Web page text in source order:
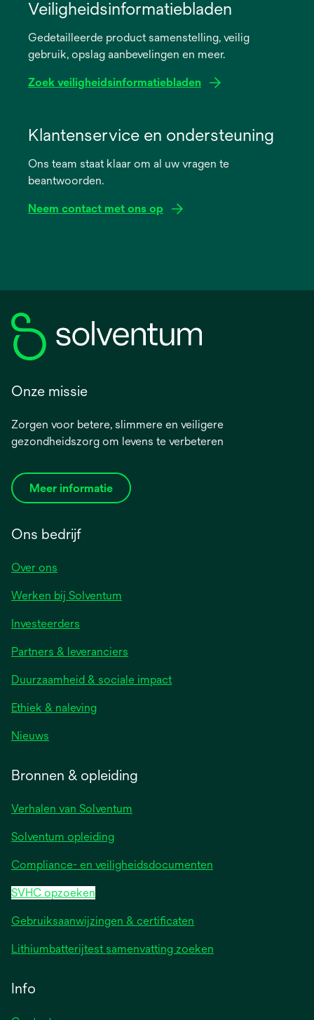
new
Veiligheidsinformatiebladen
Gedetailleerde product samenstelling, veilig
gebruik, opslag aanbevelingen en meer.
Zoek veiligheidsinformatiebladen
new
Klantenservice en ondersteuning
Ons team staat klaar om al uw vragen te
beantwoorden.
Neem contact met ons op
Onze missie
Zorgen voor betere, slimmere en veiligere
gezondheidszorg om levens te verbeteren
Meer informatie
Ons bedrijf
Over ons
Werken bij Solventum
Investeerders
Partners & leveranciers
Duurzaamheid & sociale impact
Ethiek & naleving
Nieuws
Bronnen & opleiding
Verhalen van Solventum
Solventum opleiding
Compliance- en veiligheidsdocumenten
SVHC opzoeken
Gebruiksaanwijzingen & certificaten
Lithiumbatterijtest samenvatting zoeken
Info